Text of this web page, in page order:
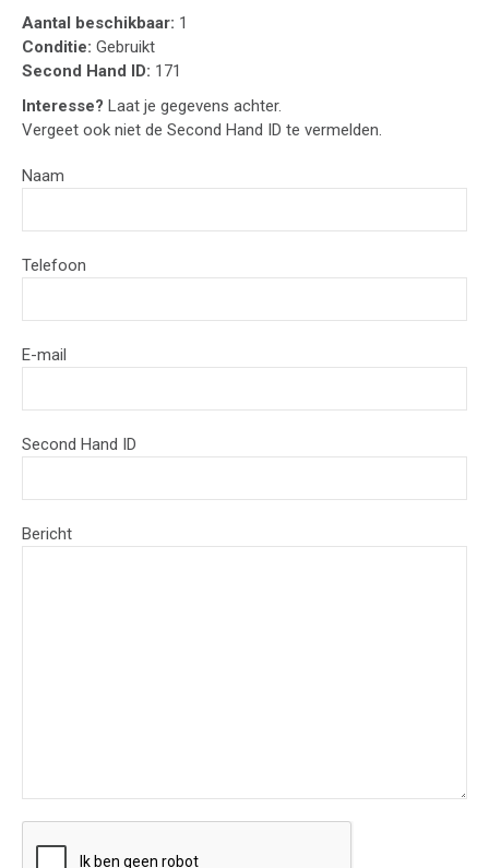
Aantal beschikbaar: 1
Conditie: Gebruikt
Second Hand ID: 171
Interesse? Laat je gegevens achter.
Vergeet ook niet de Second Hand ID te vermelden.
Naam
Telefoon
E-mail
Second Hand ID
Bericht